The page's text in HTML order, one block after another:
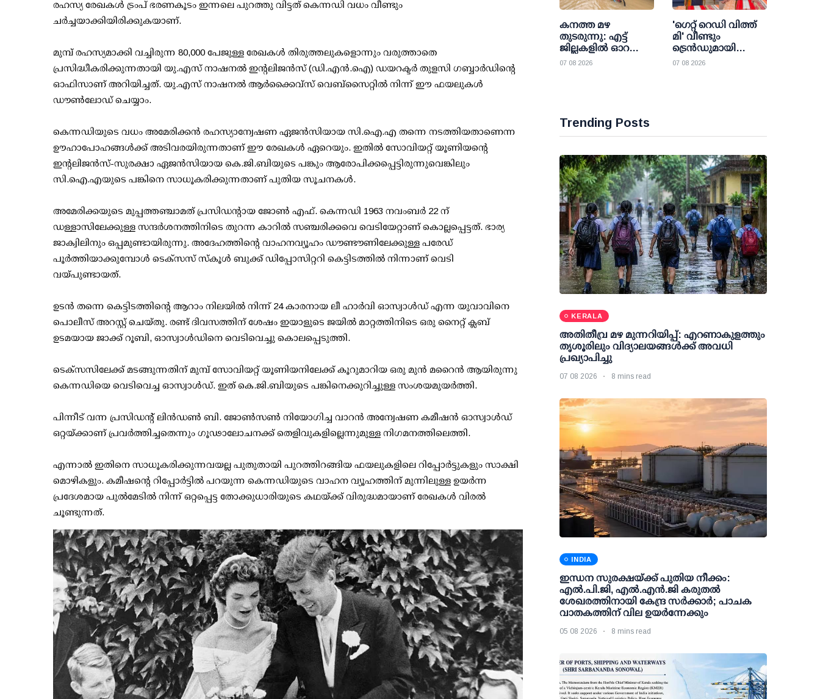
രഹസ്യ രേഖകള്‍ ട്രംപ് ഭരണകൂടം ഇന്നലെ പുറത്തു വിട്ടത് കെന്നഡി വധം വീണ്ടും
ചര്‍ച്ചയാക്കിയിരിക്കുകയാണ്.
മുമ്പ് രഹസ്യമാക്കി വച്ചിരുന്ന 80,000 പേജുള്ള രേഖകള്‍ തിരുത്തലുകളൊന്നും വരുത്താതെ
പ്രസിദ്ധീകരിക്കുന്നതായി യു.എസ് നാഷനല്‍ ഇന്റലിജന്‍സ് (ഡി.എന്‍.ഐ) ഡയറക്ടര്‍ തുളസി ഗബ്ബാര്‍ഡിന്റെ
ഓഫിസാണ് അറിയിച്ചത്. യു.എസ് നാഷനല്‍ ആര്‍ക്കൈവ്സ് വെബ്സൈറ്റില്‍ നിന്ന് ഈ ഫയലുകള്‍
ഡൗണ്‍ലോഡ് ചെയ്യാം.
കെന്നഡിയുടെ വധം അമേരിക്കന്‍ രഹസ്യാന്വേഷണ ഏജന്‍സിയായ സി.ഐ.എ തന്നെ നടത്തിയതാണെന്ന
ഊഹാപോഹങ്ങള്‍ക്ക് അടിവരയിരുന്നതാണ് ഈ രേഖകള്‍ ഏറെയും. ഇതില്‍ സോവിയറ്റ് യൂണിയന്റെ
ഇന്റലിജന്‍സ്-സുരക്ഷാ ഏജന്‍സിയായ കെ.ജി.ബിയുടെ പങ്കും ആരോപിക്കപ്പെട്ടിരുന്നുവെങ്കിലും
സി.ഐ.എയുടെ പങ്കിനെ സാധൂകരിക്കുന്നതാണ് പുതിയ സൂചനകള്‍.
അമേരിക്കയുടെ മുപ്പത്തഞ്ചാമത് പ്രസിഡന്റായ ജോണ്‍ എഫ്. കെന്നഡി 1963 നവംബര്‍ 22 ന്
ഡള്ളാസിലേക്കുള്ള സന്ദര്‍ശനത്തിനിടെ തുറന്ന കാറില്‍ സഞ്ചരിക്കവെ വെടിയേറ്റാണ് കൊല്ലപ്പെട്ടത്. ഭാര്യ
ജാക്വിലിനും ഒപ്പമുണ്ടായിരുന്നു. അദേഹത്തിന്റെ വാഹനവ്യൂഹം ഡൗണ്ടൗണിലേക്കുള്ള പരേഡ്
പൂര്‍ത്തിയാക്കുമ്പോള്‍ ടെക്‌സസ് സ്‌കൂള്‍ ബുക്ക് ഡിപ്പോസിറ്ററി കെട്ടിടത്തില്‍ നിന്നാണ് വെടി
വയ്പുണ്ടായത്.
ഉടന്‍ തന്നെ കെട്ടിടത്തിന്റെ ആറാം നിലയില്‍ നിന്ന് 24 കാരനായ ലീ ഹാര്‍വി ഓസ്വാള്‍ഡ് എന്ന യുവാവിനെ
പൊലീസ് അറസ്റ്റ് ചെയ്തു. രണ്ട് ദിവസത്തിന് ശേഷം ഇയാളുടെ ജയില്‍ മാറ്റത്തിനിടെ ഒരു നൈറ്റ് ക്ലബ്
ഉടമയായ ജാക്ക് റൂബി, ഓസ്വാള്‍ഡിനെ വെടിവെച്ചു കൊലപ്പെടുത്തി.
ടെക്‌സസിലേക്ക് മടങ്ങുന്നതിന് മുമ്പ് സോവിയറ്റ് യൂണിയനിലേക്ക് കൂറുമാറിയ ഒരു മുന്‍ മറൈന്‍ ആയിരുന്നു
കെന്നഡിയെ വെടിവെച്ച ഓസ്വാള്‍ഡ്. ഇത് കെ.ജി.ബിയുടെ പങ്കിനെക്കുറിച്ചുള്ള സംശയമുയര്‍ത്തി.
പിന്നീട് വന്ന പ്രസിഡന്റ് ലിന്‍ഡണ്‍ ബി. ജോണ്‍സണ്‍ നിയോഗിച്ച വാറന്‍ അന്വേഷണ കമീഷന്‍ ഓസ്വാള്‍ഡ്
ഒറ്റയ്ക്കാണ് പ്രവര്‍ത്തിച്ചതെന്നും ഗൂഢാലോചനക്ക് തെളിവുകളില്ലെന്നുമുള്ള നിഗമനത്തിലെത്തി.
എന്നാല്‍ ഇതിനെ സാധൂകരിക്കുന്നവയല്ല പുതുതായി പുറത്തിറങ്ങിയ ഫയലുകളിലെ റിപ്പോര്‍ട്ടുകളും സാക്ഷി
മൊഴികളും. കമീഷന്റെ റിപ്പോര്‍ട്ടില്‍ പറയുന്ന കെന്നഡിയുടെ വാഹന വ്യൂഹത്തിന് മുന്നിലുള്ള ഉയര്‍ന്ന
പ്രദേശമായ പുല്‍മേടില്‍ നിന്ന് ഒറ്റപ്പെട്ട തോക്കുധാരിയുടെ കഥയ്ക്ക് വിരുദ്ധമായാണ് രേഖകള്‍ വിരല്‍
ചൂണ്ടുന്നത്.
കനത്ത മഴ
തുടരുന്നു: എട്ട്
ജില്ലകളില്‍ ഓറഞ്ച്
അലര്‍ട്ട്;
07 08 2026
'ഗെറ്റ് റെഡി വിത്ത്
മി' വീണ്ടും
ട്രെന്‍ഡുമായി
ഇന്‍സ്റ്റഗ്രാമില്‍
07 08 2026
Trending Posts
KERALA
അതിതീവ്ര മഴ മുന്നറിയിപ്പ്: എറണാകുളത്തും
തൃശൂരിലും വിദ്യാലയങ്ങള്‍ക്ക് അവധി
പ്രഖ്യാപിച്ചു
07 08 2026 8 mins read
INDIA
ഇന്ധന സുരക്ഷയ്ക്ക് പുതിയ നീക്കം:
എല്‍.പി.ജി, എല്‍.എന്‍.ജി കരുതല്‍
ശേഖരത്തിനായി കേന്ദ്ര സര്‍ക്കാര്‍; പാചക
വാതകത്തിന് വില ഉയര്‍ന്നേക്കും
05 08 2026 8 mins read